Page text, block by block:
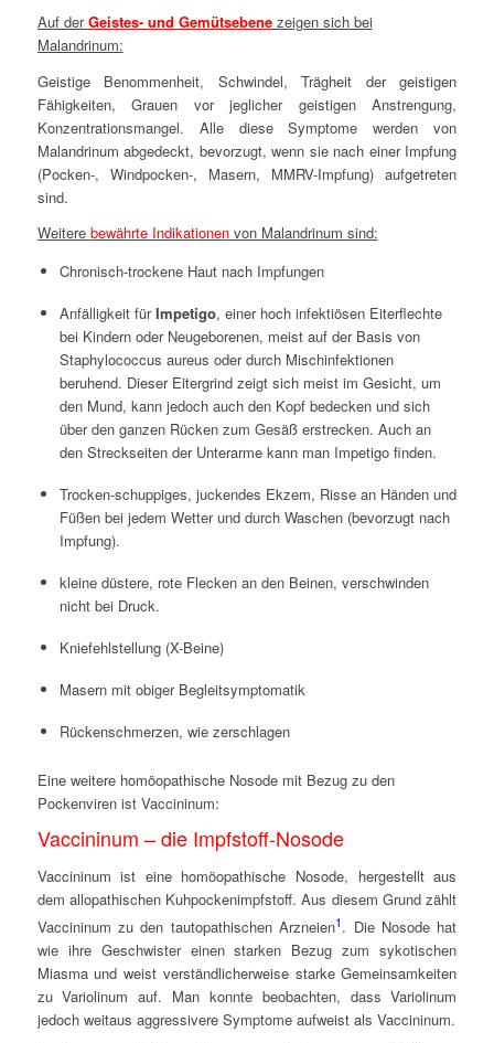
Auf derGeistes- und Gemütsebenezeigen sich bei
Malandrinum:
Geistige Benommenheit, Schwindel, Trägheit der geistigen
Fähigkeiten, Grauen vor jeglicher geistigen Anstrengung,
Konzentrationsmangel. Alle diese Symptome werden von
Malandrinum abgedeckt, bevorzugt, wenn sie nach einer Impfung
(Pocken-, Windpocken-, Masern, MMRV-Impfung) aufgetreten
sind.
Weitere bewährte Indikationenvon Malandrinum sind:
Chronisch-trockene Haut nach Impfungen
Anfälligkeit fürImpetigo, einer hoch infektiösen Eiterflechte
bei Kindern oder Neugeborenen, meist auf der Basis von
Staphylococcus aureus oder durch Mischinfektionen
beruhend. Dieser Eitergrind zeigt sich meist im Gesicht, um
den Mund, kann jedoch auch den Kopf bedecken und sich
über den ganzen Rücken zum Gesäß erstrecken. Auch an
den Streckseiten der Unterarme kann man Impetigo finden.
Trocken-schuppiges, juckendes Ekzem, Risse an Händen und
Füßen bei jedem Wetter und durch Waschen (bevorzugt nach
Impfung).
kleine düstere, rote Flecken an den Beinen, verschwinden
nicht bei Druck.
Kniefehlstellung (X-Beine)
Masern mit obiger Begleitsymptomatik
Rückenschmerzen, wie zerschlagen
Eine weitere homöopathische Nosode mit Bezug zu den
Pockenviren ist Vaccininum:
Vaccininum – die Impfstoff-Nosode
Vaccininum ist eine homöopathische Nosode, hergestellt aus
dem allopathischen Kuhpockenimpfstoff. Aus diesem Grund zählt
Vaccininum zu den tautopathischen Arzneien1 . Die Nosode hat
wie ihre Geschwister einen starken Bezug zum sykotischen
Miasma und weist verständlicherweise starke Gemeinsamkeiten
zu Variolinum auf. Man konnte beobachten, dass Variolinum
jedoch weitaus aggressivere Symptome aufweist als Vaccininum.